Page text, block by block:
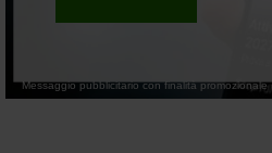
Messaggio pubblicitario con finalità promozionale